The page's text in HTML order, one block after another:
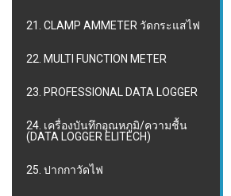
21. CLAMP AMMETER วัดกระแสไฟ
22. MULTI FUNCTION METER
23. PROFESSIONAL DATA LOGGER
24. เครื่องบันทึกอุณหภูมิ/ความชื้น
(DATA LOGGER ELITECH)
25. ปากกาวัดไฟ